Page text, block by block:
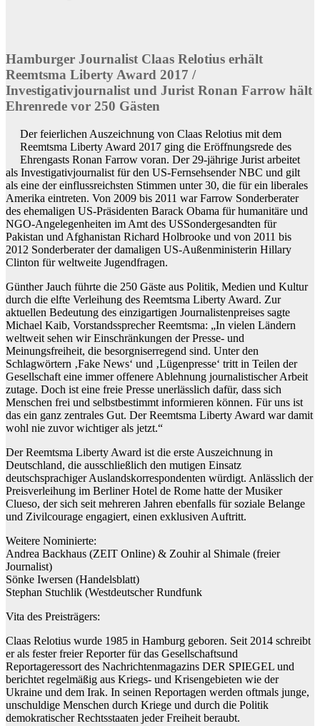
Hamburger Journalist Claas Relotius erhält
Reemtsma Liberty Award 2017 /
Investigativjournalist und Jurist Ronan Farrow hält
Ehrenrede vor 250 Gästen
Der feierlichen Auszeichnung von Claas Relotius mit dem
Reemtsma Liberty Award 2017 ging die Eröffnungsrede des
Ehrengasts Ronan Farrow voran. Der 29-jährige Jurist arbeitet
als Investigativjournalist für den US-Fernsehsender NBC und gilt
als eine der einflussreichsten Stimmen unter 30, die für ein liberales
Amerika eintreten. Von 2009 bis 2011 war Farrow Sonderberater
des ehemaligen US-Präsidenten Barack Obama für humanitäre und
NGO-Angelegenheiten im Amt des USSondergesandten für
Pakistan und Afghanistan Richard Holbrooke und von 2011 bis
2012 Sonderberater der damaligen US-Außenministerin Hillary
Clinton für weltweite Jugendfragen.
Günther Jauch führte die 250 Gäste aus Politik, Medien und Kultur
durch die elfte Verleihung des Reemtsma Liberty Award. Zur
aktuellen Bedeutung des einzigartigen Journalistenpreises sagte
Michael Kaib, Vorstandssprecher Reemtsma: „In vielen Ländern
weltweit sehen wir Einschränkungen der Presse- und
Meinungsfreiheit, die besorgniserregend sind. Unter den
Schlagwörtern ‚Fake News‘ und ‚Lügenpresse‘ tritt in Teilen der
Gesellschaft eine immer offenere Ablehnung journalistischer Arbeit
zutage. Doch ist eine freie Presse unerlässlich dafür, dass sich
Menschen frei und selbstbestimmt informieren können. Für uns ist
das ein ganz zentrales Gut. Der Reemtsma Liberty Award war damit
wohl nie zuvor wichtiger als jetzt.“
Der Reemtsma Liberty Award ist die erste Auszeichnung in
Deutschland, die ausschließlich den mutigen Einsatz
deutschsprachiger Auslandskorrespondenten würdigt. Anlässlich der
Preisverleihung im Berliner Hotel de Rome hatte der Musiker
Clueso, der sich seit mehreren Jahren ebenfalls für soziale Belange
und Zivilcourage engagiert, einen exklusiven Auftritt.
Weitere Nominierte:
Andrea Backhaus (ZEIT Online) & Zouhir al Shimale (freier
Journalist)
Sönke Iwersen (Handelsblatt)
Stephan Stuchlik (Westdeutscher Rundfunk
Vita des Preisträgers:
Claas Relotius wurde 1985 in Hamburg geboren. Seit 2014 schreibt
er als fester freier Reporter für das Gesellschaftsund
Reportageressort des Nachrichtenmagazins DER SPIEGEL und
berichtet regelmäßig aus Kriegs- und Krisengebieten wie der
Ukraine und dem Irak. In seinen Reportagen werden oftmals junge,
unschuldige Menschen durch Kriege und durch die Politik
demokratischer Rechtsstaaten jeder Freiheit beraubt.